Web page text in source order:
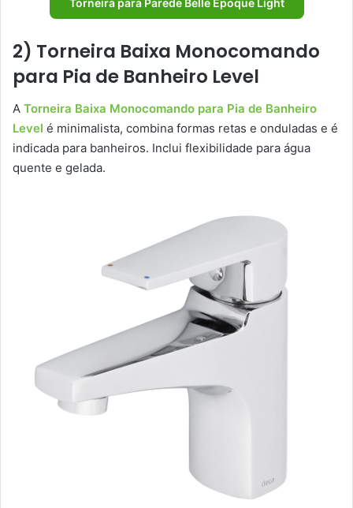
Torneira para Parede Belle Époque Light
2) Torneira Baixa Monocomando
para Pia de Banheiro Level
A Torneira Baixa Monocomando para Pia de Banheiro
Level é minimalista, combina formas retas e onduladas e é
indicada para banheiros. Inclui flexibilidade para água
quente e gelada.